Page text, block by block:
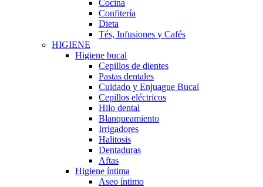
Cocina
Confitería
Dieta
Tés, Infusiones y Cafés
HIGIENE
Higiene bucal
Cepillos de dientes
Pastas dentales
Cuidado y Enjuague Bucal
Cepillos eléctricos
Hilo dental
Blanqueamiento
Irrigadores
Halitosis
Dentaduras
Aftas
Higiene íntima
Aseo íntimo